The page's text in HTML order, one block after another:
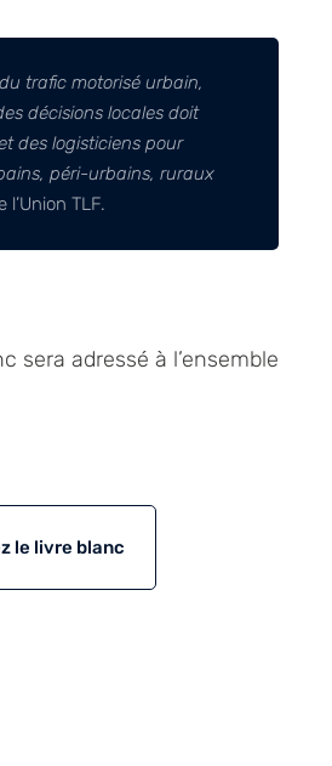
trafic motorisé urbain,
décisions locales doit
des logisticiens pour
péri-urbains, ruraux
TLF.
sera adressé à l’ensemble
le livre blanc